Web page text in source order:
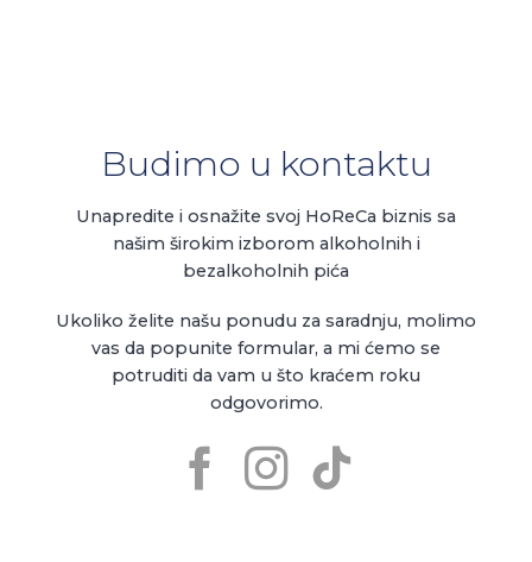
Budimo u kontaktu
Unapredite i osnažite svoj HoReCa biznis sa
našim širokim izborom alkoholnih i
bezalkoholnih pića
Ukoliko želite našu ponudu za saradnju, molimo
vas da popunite formular, a mi ćemo se
potruditi da vam u što kraćem roku
odgovorimo.